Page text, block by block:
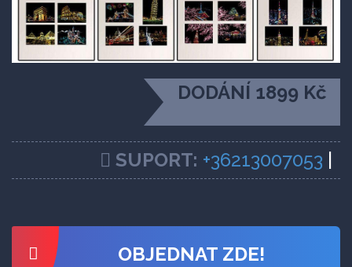
DODÁNÍ 1899 Kč
SUPORT: +36213007053
OBJEDNAT ZDE!